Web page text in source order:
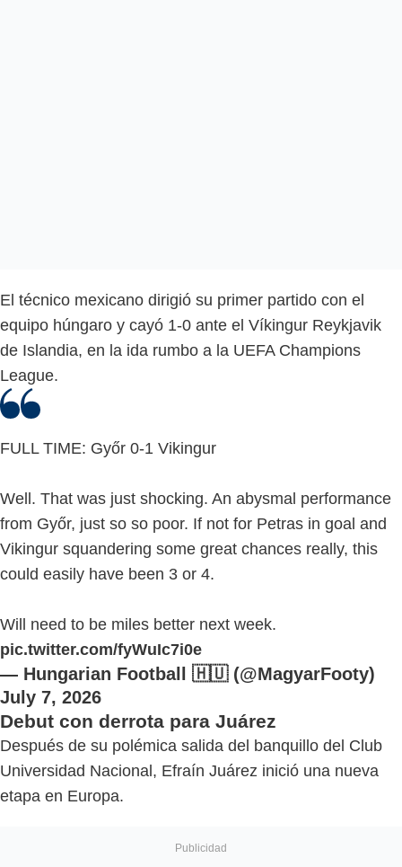
El técnico mexicano dirigió su primer partido con el
equipo húngaro y cayó 1-0 ante el Víkingur Reykjavik
de Islandia, en la ida rumbo a la UEFA Champions
League.
FULL TIME: Győr 0-1 Vikingur
Well. That was just shocking. An abysmal performance
from Győr, just so so poor. If not for Petras in goal and
Vikingur squandering some great chances really, this
could easily have been 3 or 4.
Will need to be miles better next week.
pic.twitter.com/fyWuIc7i0e
— Hungarian Football 🇭🇺 (@MagyarFooty)
July 7, 2026
Debut con derrota para Juárez
Después de su polémica salida del banquillo del Club
Universidad Nacional, Efraín Juárez inició una nueva
etapa en Europa.